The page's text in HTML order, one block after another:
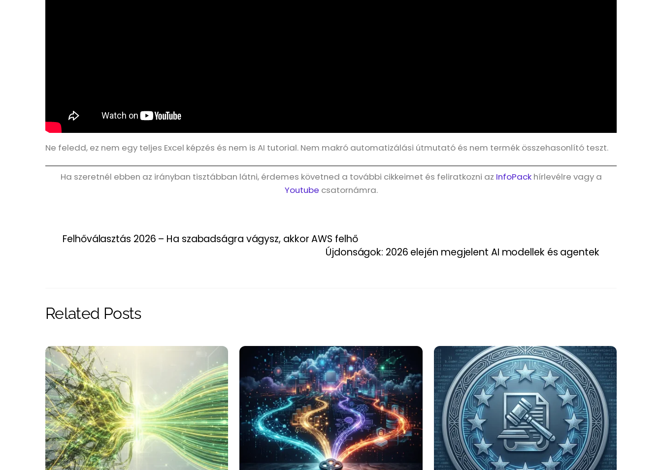
Ne feledd, ez nem egy teljes Excel képzés és nem is AI tutorial. Nem makró automatizálási útmutató és nem termék összehasonlító teszt.
Ha szeretnél ebben az irányban tisztábban látni, érdemes követned a további cikkeimet és feliratkozni az InfoPackhírlevélre vagy a
Youtube csatornámra.
Felhőválasztás 2026 – Ha szabadságra vágysz, akkor AWS felhő
Újdonságok: 2026 elején megjelent AI modellek és agentek
Related Posts